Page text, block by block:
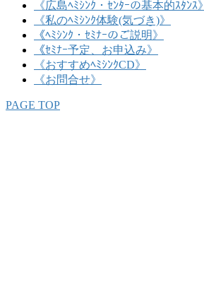
《広島ﾍﾐｼﾝｸ・ｾﾝﾀｰの基本的ｽﾀﾝｽ》
《私のﾍﾐｼﾝｸ体験(気づき)》
《ﾍﾐｼﾝｸ・ｾﾐﾅｰのご説明》
《ｾﾐﾅｰ予定、お申込み》
《おすすめﾍﾐｼﾝｸCD》
《お問合せ》
PAGE TOP